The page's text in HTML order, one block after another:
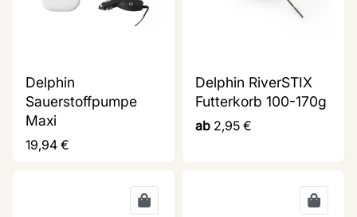
Delphin
Sauerstoffpumpe
Maxi
19,94 €
Delphin RiverSTIX
Futterkorb 100-170g
ab 2,95 €